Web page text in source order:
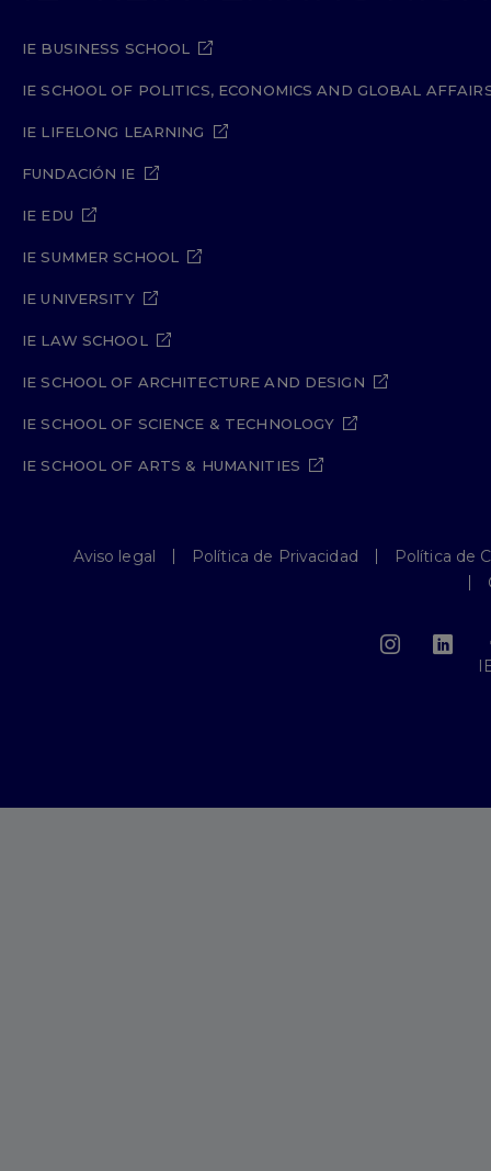
IE BUSINESS SCHOOL
IE SCHOOL OF POLITICS, ECONOMICS AND GLOBAL
IE LIFELONG LEARNING
FUNDACIÓN IE
IE EDU
IE SUMMER SCHOOL
IE UNIVERSITY
IE LAW SCHOOL
IE SCHOOL OF ARCHITECTURE AND DESIGN
IE SCHOOL OF SCIENCE & TECHNOLOGY
IE SCHOOL OF ARTS & HUMANITIES
Aviso legal Política de Privacidad
Política de